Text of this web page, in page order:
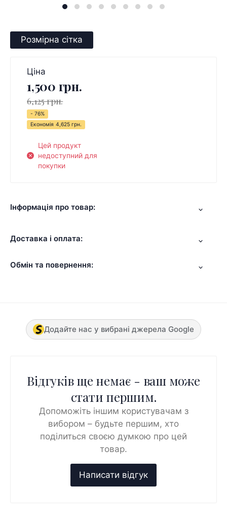
Розмірна сітка
Ціна
1,500 грн.
6,125 грн.
- 76%
Економія 4,625 грн.
Цей продукт
недоступний для
покупки
Інформація про товар:
Доставка і оплата:
Обмін та повернення:
Додайте нас у вибрані джерела Google
Відгуків ще немає - ваш може
стати першим.
Допоможіть іншим користувачам з
вибором – будьте першим, хто
поділиться своєю думкою про цей
товар.